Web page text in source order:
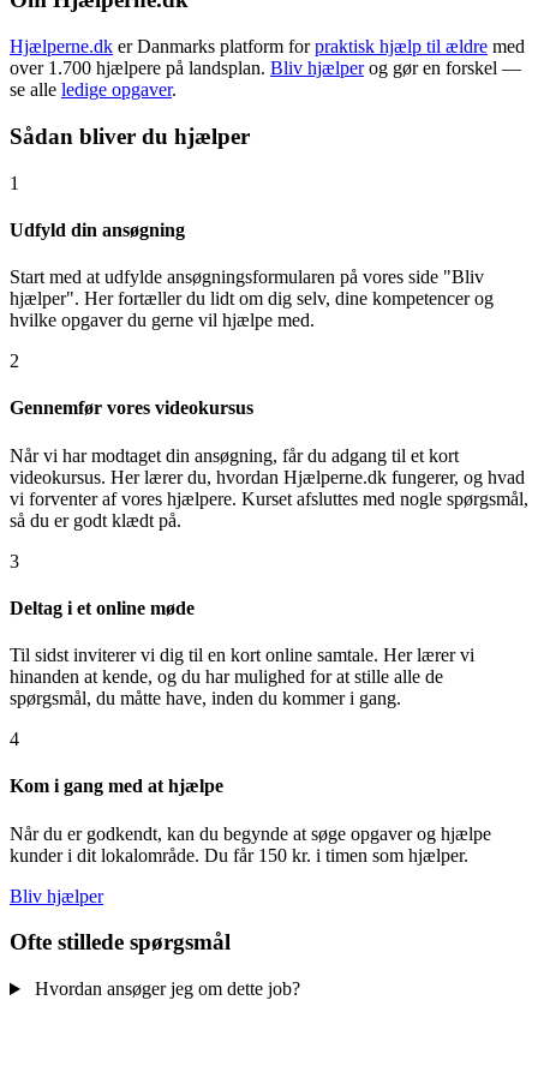
Hjælperne.dk er Danmarks platform forpraktisk hjælp til ældre med
over 1.700 hjælpere på landsplan. Bliv hjælperog gør en forskel —
se alle ledige opgaver.
Sådan bliver du hjælper
1
Udfyld din ansøgning
Start med at udfylde ansøgningsformularen på vores side "Bliv
hjælper". Her fortæller du lidt om dig selv, dine kompetencer og
hvilke opgaver du gerne vil hjælpe med.
2
Gennemfør vores videokursus
Når vi har modtaget din ansøgning, får du adgang til et kort
videokursus. Her lærer du, hvordan Hjælperne.dk fungerer, og hvad
vi forventer af vores hjælpere. Kurset afsluttes med nogle spørgsmål,
så du er godt klædt på.
3
Deltag i et online møde
Til sidst inviterer vi dig til en kort online samtale. Her lærer vi
hinanden at kende, og du har mulighed for at stille alle de
spørgsmål, du måtte have, inden du kommer i gang.
4
Kom i gang med at hjælpe
Når du er godkendt, kan du begynde at søge opgaver og hjælpe
kunder i dit lokalområde. Du får 150 kr. i timen som hjælper.
Bliv hjælper
Ofte stillede spørgsmål
Hvordan ansøger jeg om dette job?